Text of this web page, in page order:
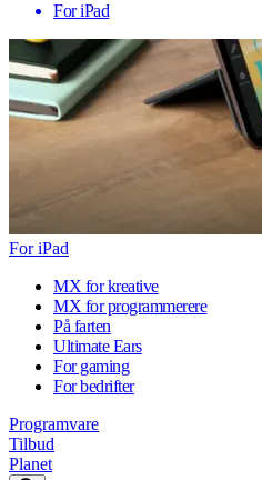
For iPad
For iPad
MX for kreative
MX for programmerere
På farten
Ultimate Ears
For gaming
For bedrifter
Programvare
Tilbud
Planet